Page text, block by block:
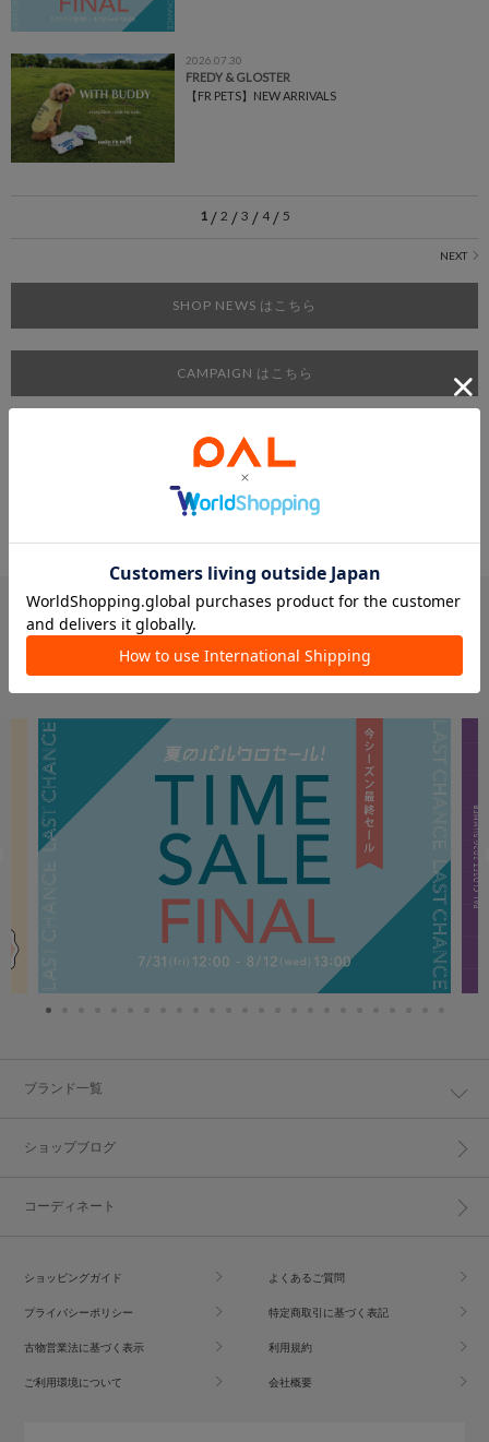
2026.07.30
FREDY & GLOSTER
【FR PETS】NEW ARRIVALS
1/ 2 / 3 / 4/ 5
SHOP NEWS はこちら
CAMPAIGN はこちら
PICK UP
ブランド一覧
ショップブログ
コーディネート
ショッピングガイド よくあるご質問
プライバシーポリシー 特定商取引に基づく表記
古物営業法に基づく表示 利用規約
ご利用環境について 会社概要